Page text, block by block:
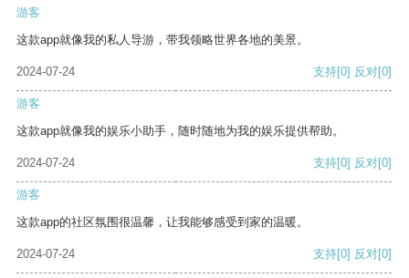
游客
这款app就像我的私人导游，带我领略世界各地的美景。
2024-07-24 支持[0] 反对[0]
游客
这款app就像我的娱乐小助手，随时随地为我的娱乐提供帮助。
2024-07-24 支持[0] 反对[0]
游客
这款app的社区氛围很温馨，让我能够感受到家的温暖。
2024-07-24 支持[0] 反对[0]